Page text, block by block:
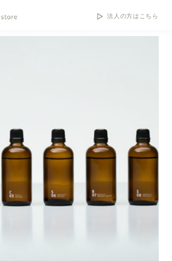
法人の方はこちら